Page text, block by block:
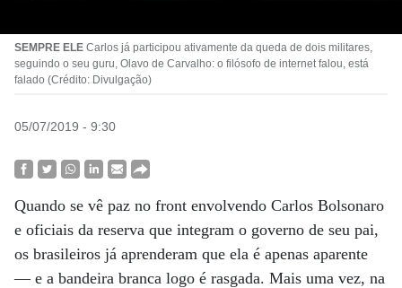
SEMPRE ELE Carlos já participou ativamente da queda de dois militares,
seguindo o seu guru, Olavo de Carvalho: o filósofo de internet falou, está
falado (Crédito: Divulgação)
05/07/2019 - 9:30
Quando se vê paz no front envolvendo Carlos Bolsonaro
e oficiais da reserva que integram o governo de seu pai,
os brasileiros já aprenderam que ela é apenas aparente
— e a bandeira branca logo é rasgada. Mais uma vez, na